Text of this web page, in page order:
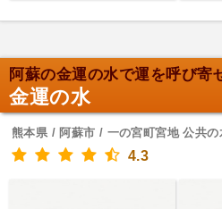
阿蘇の金運の水で運を呼び寄
金運の水
熊本県 / 阿蘇市 / 一の宮町宮地 公共の
4.3